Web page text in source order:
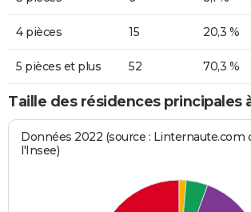
4 pièces 15 20,3 %
5 pièces et plus 52 70,3 %
Taille des résidences principales
Données 2022 (source : Linternaute.com
l'Insee)